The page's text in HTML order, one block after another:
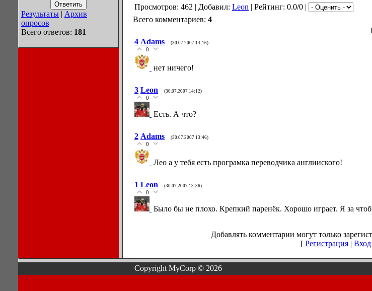
Результаты | Архив
опросов
Всего ответов: 181
Просмотров: 462 | Добавил: Leon | Рейтинг: 0.0/0 |
Всего комментариев: 4
4 Adams (30.07.2007 14:16)
0
нет ничего!
3 Leon (30.07.2007 14:12)
0
Есть. А что?
2 Adams (30.07.2007 13:46)
0
Лео а у тебя есть програмка переводчика англииского!
1 Leon (30.07.2007 13:36)
0
Было бы не плохо. Крепкий паренёк. Хорошо играет. Я за
Добавлять комментарии могут только
[ Регистрация | Вход
Copyright MyCorp © 2026